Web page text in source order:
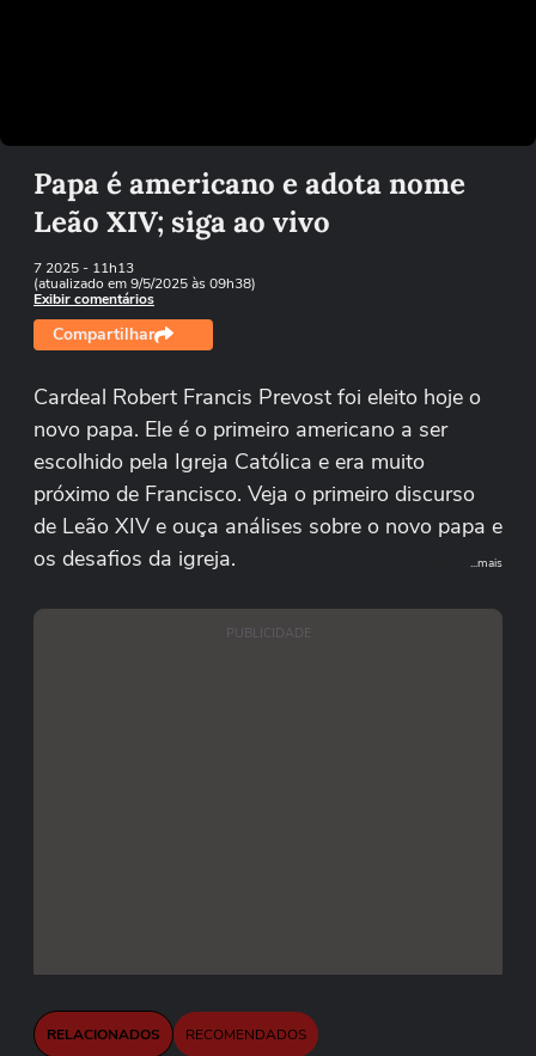
Papa é americano e adota nome
Leão XIV; siga ao vivo
7 2025- 11h13
(atualizado em 9/5/2025 às 09h38)
Exibir comentários
Compartilhar
Cardeal Robert Francis Prevost foi eleito hoje o
novo papa. Ele é o primeiro americano a ser
escolhido pela Igreja Católica e era muito
próximo de Francisco. Veja o primeiro discurso
de Leão XIV e ouça análises sobre o novo papa e
os desafios da igreja.
...mais
PUBLICIDADE
RELACIONADOS RECOMENDADOS